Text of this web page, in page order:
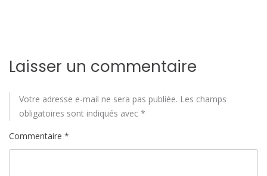
Laisser un commentaire
Votre adresse e-mail ne sera pas publiée. Les champs
obligatoires sont indiqués avec *
Commentaire *